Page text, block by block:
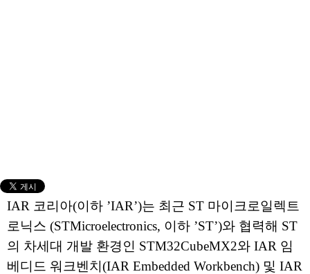
IAR 코리아(이하 ’IAR’)는 최근 ST 마이크로일렉트
로닉스 (STMicroelectronics, 이하 ’ST’)와 협력해 ST
의 차세대 개발 환경인 STM32CubeMX2와 IAR 임
베디드 워크벤치(IAR Embedded Workbench) 및 IAR